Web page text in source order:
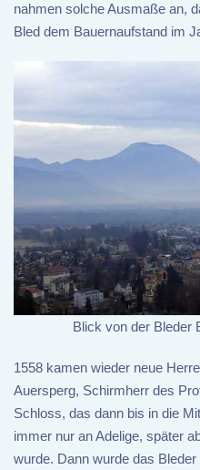
nahmen solche Ausmaße an,
Bled dem Bauernaufstand im
Blick von der Bleder
1558 kamen wieder neue
Auersperg, Schirmherr des
Schloss, das dann bis in die
immer nur an Adelige, später
wurde. Dann wurde das